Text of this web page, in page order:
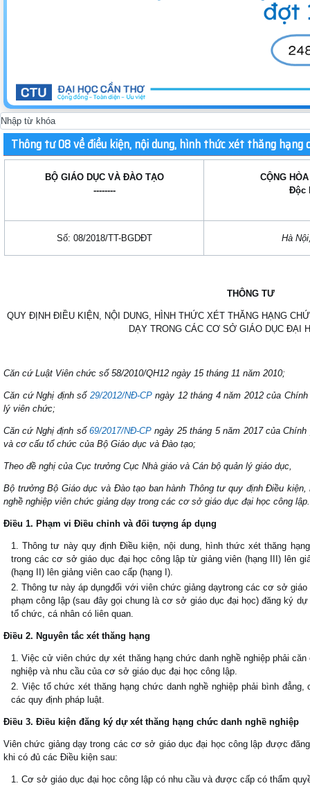
Thông tư 08 về điều kiện, nội dung, hình thức xét thăng hạng
BỘ GIÁO DỤC VÀ ĐÀO TẠO
--------
CỘNG
Độc
Số: 08/2018/TT-BGDĐT Hà
THÔNG TƯ
QUY ĐỊNH ĐIỀU KIỆN, NỘI DUNG, HÌNH THỨC XÉT THĂNG HẠNG
DẠY TRONG CÁC CƠ SỞ GIÁO DỤC ĐẠI
Căn cứ Luật Viên chức số 58/2010/QH12 ngày 15 tháng 11 năm 2010;
Căn cứ Nghị định số 29/2012/NĐ-CPngày 12 tháng 4 năm 2012 của
lý viên chức;
Căn cứ Nghị định số69/2017/NĐ-CP ngày 25 tháng 5 năm 2017 của
và cơ cấu tổ chức của Bộ Giáo dục và Đào tạo;
Theo đề nghị của Cục trưởng Cục Nhà giáo và Cán bộ quản lý giáo dục,
Bộ trưởng Bộ Giáo dục và Đào tạo ban hành Thông tư quy định Điều
nghề nghiệp viên chức giảng dạy trong các cơ sở giáo dục đại học công lập.
Điều 1. Phạm vi Điều chỉnh và đối tượng áp dụng
Thông tư này quy định Điều kiện, nội dung, hình thức xét thăng
trong các cơ sở giáo dục đại học công lập từ giảng viên (hạng III) lên
(hạng II) lên giảng viên cao cấp (hạng I).
Thông tư này áp dụngđối với viên chức giảng dạytrong các cơ sở
phạm công lập (sau đây gọi chung là cơ sở giáo dục đại học) đăng ký
tổ chức, cá nhân có liên quan.
Điều 2. Nguyên tắc xét thăng hạng
Việc cử viên chức dự xét thăng hạng chức danh nghề nghiệp phải
nghiệp và nhu cầu của cơ sở giáo dục đại học công lập.
Việc tổ chức xét thăng hạng chức danh nghề nghiệp phải bình
các quy định pháp luật.
Điều 3. Điều kiện đăng ký dự xét thăng hạng chức danh nghề nghiệp
Viên chức giảng dạy trong các cơ sở giáo dục đại học công lập được
khi có đủ các Điều kiện sau:
Cơ sở giáo dục đại học công lập có nhu cầu và được cấp có thẩm